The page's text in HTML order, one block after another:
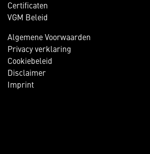
Certificaten
VGM Beleid
Algemene Voorwaarden
Privacy verklaring
Cookiebeleid
Disclaimer
Imprint